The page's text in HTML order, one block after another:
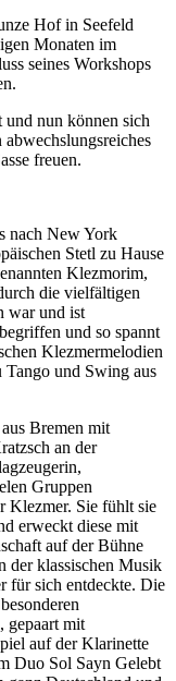
Hof in Seefeld
Monaten im
seines Workshops
nun können sich
freuen.
nach New York
Stetl zu Hause
Klezmorim,
die vielfältigen
war und ist
und so spannt
Klezmermelodien
Tango und Swing aus
Bremen mit
an der
Gruppen
Klezmer. Sie fühlt sie
erweckt diese mit
auf der Bühne
der klassischen Musik
für sich entdeckte. Die
gepaart mit
auf der Klarinette
Duo Sol Sayn Gelebt